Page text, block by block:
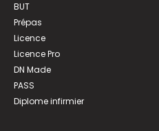
BUT
Prépas
Licence
Licence Pro
DN Made
PASS
Diplome infirmier